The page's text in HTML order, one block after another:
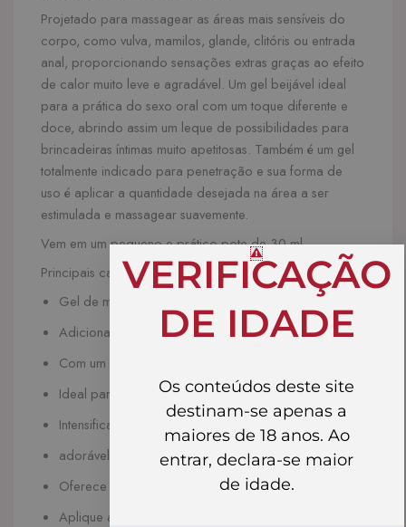
Projetado para massagear as áreas mais sensíveis do
corpo, como vulva, mamilos, glande, clitóris ou entrada
anal, proporcionando sensações extras graças ao efeito
de calor muito leve e agradável. Um gel beijável ideal
para a prática do sexo oral com um toque diferente e
doce, abrindo assim um leque de possibilidades para
brincadeiras íntimas muito apetitosas. Também é um gel
totalmente indicado para penetração e sua forma de
uso é aplicar a quantidade desejada na área a ser
estimulada e massagear suavemente.
Vem em um pequeno e prático pote de 30 ml.
Principais características:
Gel de massagem.
Adiciona aroma e sabor de morango.
Com um leve efeito de calor.
Ideal para sexo oral.
Intensifica as sensações.
adorável.
Oferece grandes possibilidades de jogo.
Aplique a quantidade desejada na área a ser
VERIFICAÇÃO
DE IDADE
Os conteúdos deste site
destinam-se apenas a
maiores de 18 anos. Ao
entrar, declara-se maior
de idade.